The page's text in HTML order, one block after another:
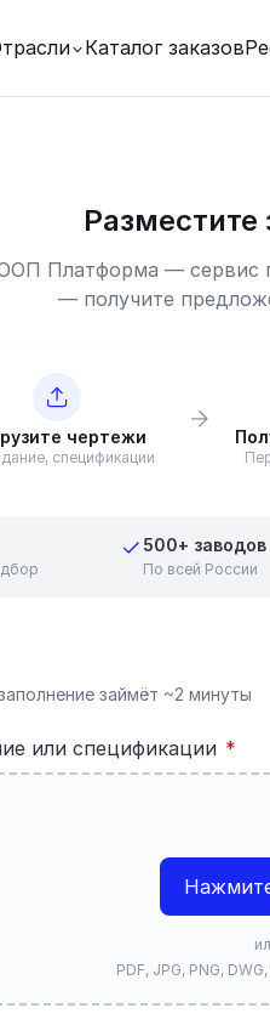
Каталог заказов
Разместите
Платформа — сервис
— получите
чертежи
спецификации
500+ заводов
По всей России
займёт ~2 минуты
или спецификации *
PDF, JPG, PNG,